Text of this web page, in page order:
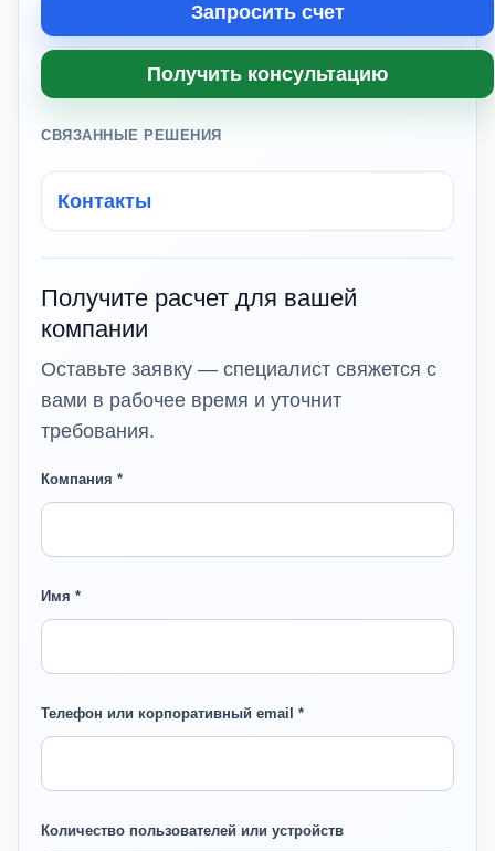
Запросить счет
Получить консультацию
СВЯЗАННЫЕ РЕШЕНИЯ
Контакты
Получите расчет для вашей
компании
Оставьте заявку — специалист свяжется с
вами в рабочее время и уточнит
требования.
Компания *
Имя *
Телефон или корпоративный email *
Количество пользователей или устройств